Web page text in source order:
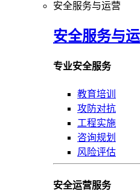
安全服务与运营
安全服务与
专业安全服务
教育培训
攻防对抗
工程实施
咨询规划
风险评估
安全运营服务